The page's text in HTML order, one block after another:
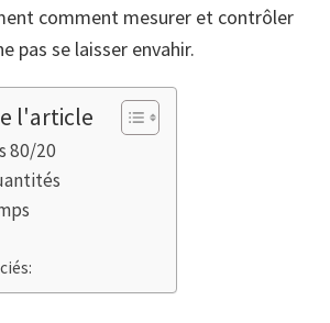
comment mesurer et contrôler
pas se laisser envahir.
l'article
80/20